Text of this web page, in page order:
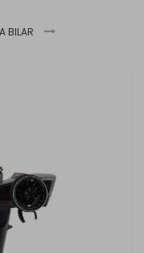
BILAR